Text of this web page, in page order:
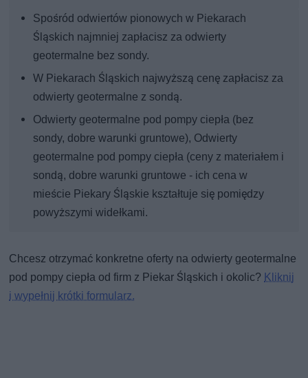
Spośród odwiertów pionowych w Piekarach
Śląskich najmniej zapłacisz za odwierty
geotermalne bez sondy.
W Piekarach Śląskich najwyższą cenę zapłacisz za
odwierty geotermalne z sondą.
Odwierty geotermalne pod pompy ciepła (bez
sondy, dobre warunki gruntowe), Odwierty
geotermalne pod pompy ciepła (ceny z materiałem i
sondą, dobre warunki gruntowe - ich cena w
mieście Piekary Śląskie kształtuje się pomiędzy
powyższymi widełkami.
Chcesz otrzymać konkretne oferty na odwierty geotermalne
pod pompy ciepła od firm z Piekar Śląskich i okolic? Kliknij
i wypełnij krótki formularz.